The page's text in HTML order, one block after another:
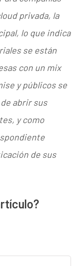
privada, la
lo que indica
se están
con un mix
y públicos se
abrir sus
y como
de sus